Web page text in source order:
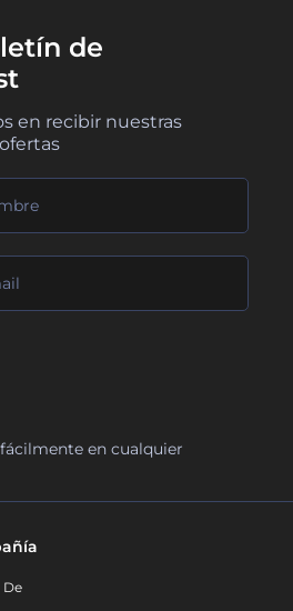
de
en recibir nuestras
en cualquier
De